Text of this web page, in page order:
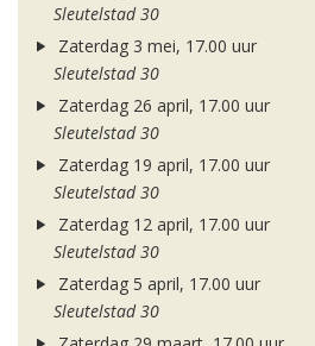
Sleutelstad 30
Zaterdag 3 mei, 17.00 uur
Sleutelstad 30
Zaterdag 26 april, 17.00 uur
Sleutelstad 30
Zaterdag 19 april, 17.00 uur
Sleutelstad 30
Zaterdag 12 april, 17.00 uur
Sleutelstad 30
Zaterdag 5 april, 17.00 uur
Sleutelstad 30